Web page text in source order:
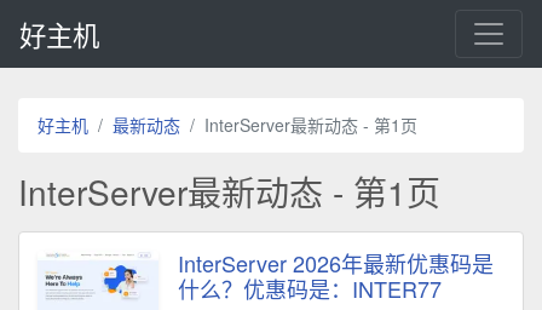
好主机
好主机 最新动态 InterServer最新动态 - 第1页
InterServer最新动态 - 第1页
InterServer 2026年最新优惠码是
什么？优惠码是：INTER77